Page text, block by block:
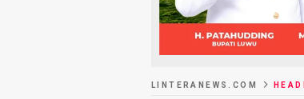
LINTERANEWS.COM